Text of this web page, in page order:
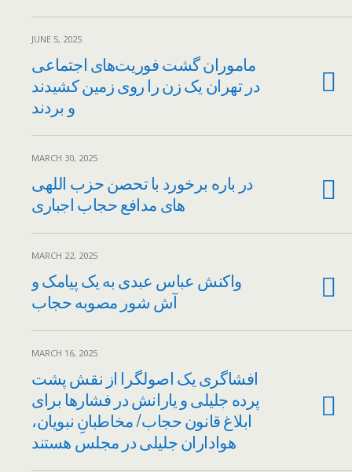
JUNE 5, 2025
ماموران گشت فوریت‌های اجتماعی
در تهران یک زن را روی زمین کشیدند
و بردند
MARCH 30, 2025
در باره برخورد با تحصن حزب اللهی
های مدافع حجاب اجباری
MARCH 22, 2025
واکنش عباس عبدی به یک پیامک و
آش شور مصوبه حجاب
MARCH 16, 2025
افشاگری یک اصولگرا از نقش پشت
پرده جلیلی و یارانش در فشارها برای
ابلاغ قانون حجاب/ مخاطبانِ نبویان،
هواداران جلیلی در مجلس هستند